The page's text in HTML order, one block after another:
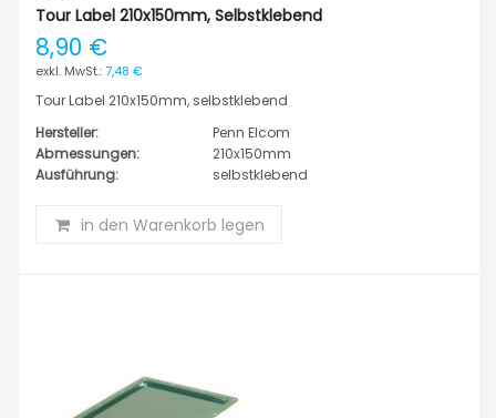
Tour Label 210x150mm, Selbstklebend
8,90 €
7,48 €
Tour Label 210x150mm, selbstklebend
Hersteller:
Penn Elcom
Abmessungen:
210x150mm
Ausführung:
selbstklebend
in den Warenkorb legen